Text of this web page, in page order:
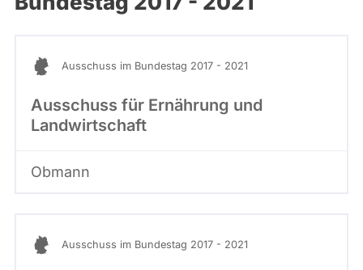
abgeordnetenwatch
werden.Ausschuss im Bundestag 2017 - 2021
Ausschuss für Ernährung und
Landwirtschaft
Obmann
Ausschuss im Bundestag 2017 - 2021